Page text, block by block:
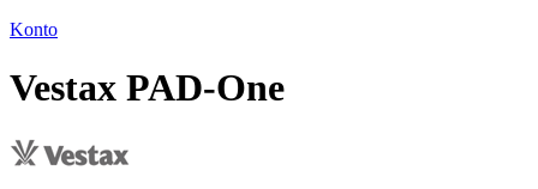
Konto
Vestax PAD-One